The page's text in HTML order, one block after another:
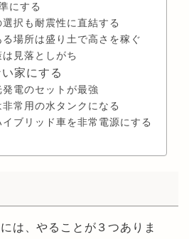
にする
択も耐震性に直結する
場所は盛り土で高さを稼ぐ
見落としがち
家にする
電のセットが最強
常用の水タンクになる
ブリッド車を非常電源にする
は、やることが３つありま